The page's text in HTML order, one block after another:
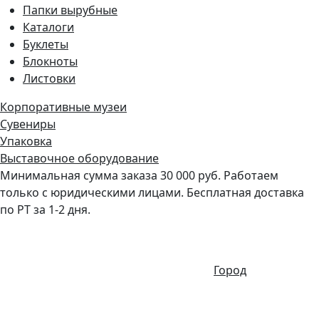
Папки вырубные
Каталоги
Буклеты
Блокноты
Листовки
Корпоративные музеи
Сувениры
Упаковка
Выставочное оборудование
Минимальная сумма заказа 30 000 руб. Работаем
только с юридическими лицами. Бесплатная доставка
по РТ за 1-2 дня.
Город